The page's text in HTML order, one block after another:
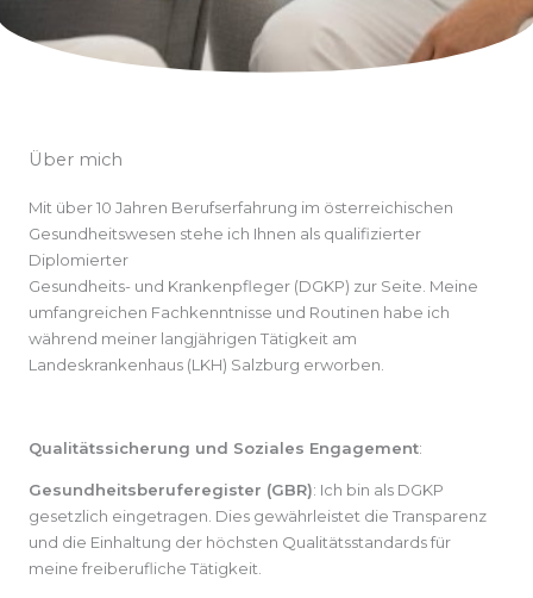
Über mich
Mit über 10 Jahren Berufserfahrung im österreichischen
Gesundheitswesen stehe ich Ihnen als qualifizierter
Diplomierter
Gesundheits- und Krankenpfleger (DGKP) zur Seite. Meine
umfangreichen Fachkenntnisse und Routinen habe ich
während meiner langjährigen Tätigkeit am
Landeskrankenhaus (LKH) Salzburg erworben.
Qualitätssicherung und Soziales Engagement:
Gesundheitsberuferegister (GBR): Ich bin als DGKP
gesetzlich eingetragen. Dies gewährleistet die Transparenz
und die Einhaltung der höchsten Qualitätsstandards für
meine freiberufliche Tätigkeit.